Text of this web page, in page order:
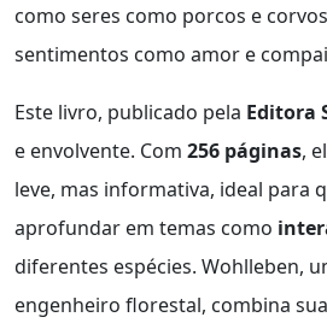
como seres como porcos e
sentimentos como amor e
Este livro, publicado pela Editora
e envolvente. Com 256 páginas,
leve, mas informativa, ideal para
aprofundar em temas como
diferentes espécies. Wohlleben,
engenheiro florestal, combina